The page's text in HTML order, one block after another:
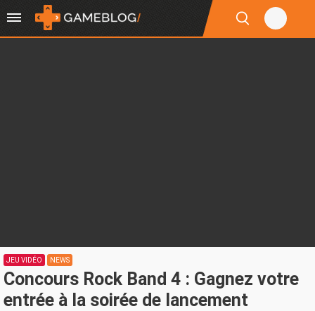
JEU VIDÉO NEWS
Concours Rock Band 4 : Gagnez votre
entrée à la soirée de lancement